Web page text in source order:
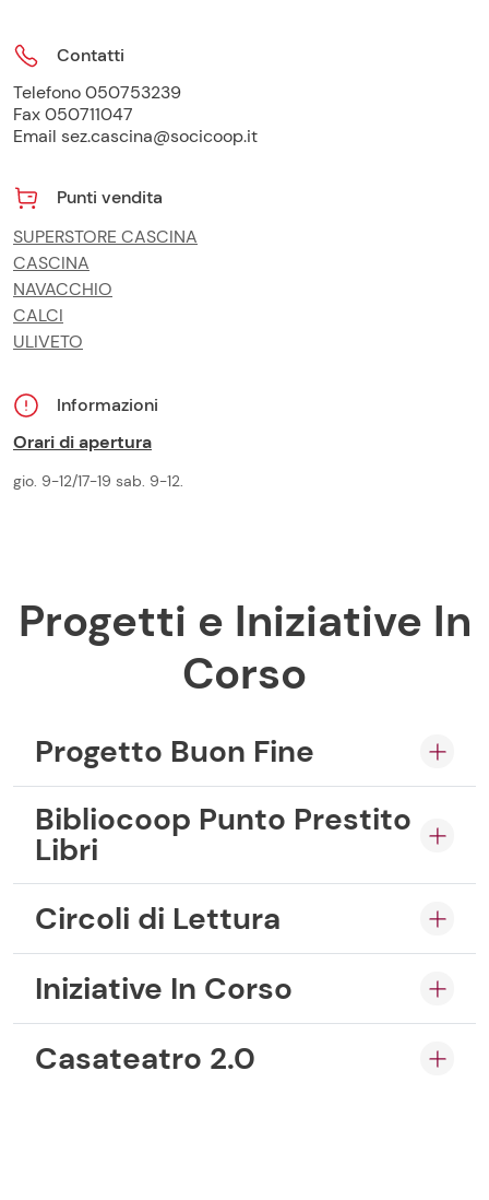
Contatti
Telefono 050753239
Fax 050711047
Email sez.cascina@socicoop.it
Punti vendita
SUPERSTORE CASCINA
CASCINA
NAVACCHIO
CALCI
ULIVETO
Informazioni
Orari di apertura
gio. 9-12/17-19 sab. 9-12.
Progetti e Iniziative In
Corso
Progetto Buon Fine
Bibliocoop Punto Prestito
Libri
Circoli di Lettura
Iniziative In Corso
Casateatro 2.0